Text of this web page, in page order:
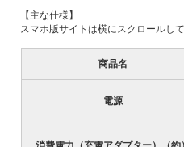
【主な仕様】
スマホ版サイトは横にスクロールし
商品名
電源